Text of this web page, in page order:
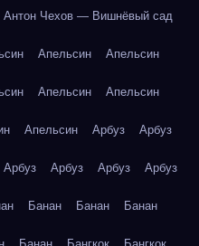
Антон Чехов — Вишнёвый сад
Апельсин Апельсин
Апельсин Апельсин
Апельсин Арбуз Арбуз
Арбуз Арбуз Арбуз Арбуз
Банан Банан Банан